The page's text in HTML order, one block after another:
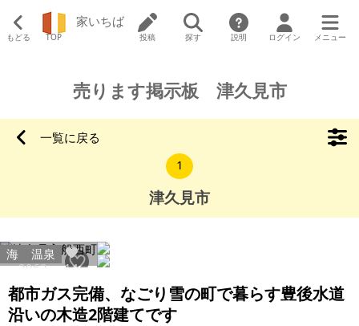
もどる TOP
家いちば
投稿 探す 説明 ログイン メニュー
売ります掲示板 津久見市
一覧に戻る
1
津久見市
2962 14
海 温泉
都市ガス完備、なごり雪の町で暮らす豊後水道
沿いの木造2階建てです